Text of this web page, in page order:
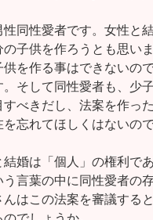
同性愛者です。女性と
の子供を作ろうとも思い
供を作る事はできないの
。そして同性愛者も、少
すべきだし、法案を作っ
を忘れてほしくはないの
婚は「個人」の権利で
う言葉の中に同性愛者の
んはこの法案を審議する